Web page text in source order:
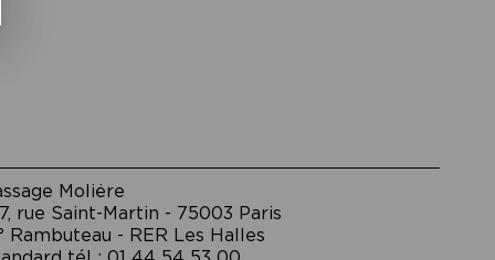
Moliėre
rue Saint-Martin - 75003 Paris
Rambuteau - RER Les Halles